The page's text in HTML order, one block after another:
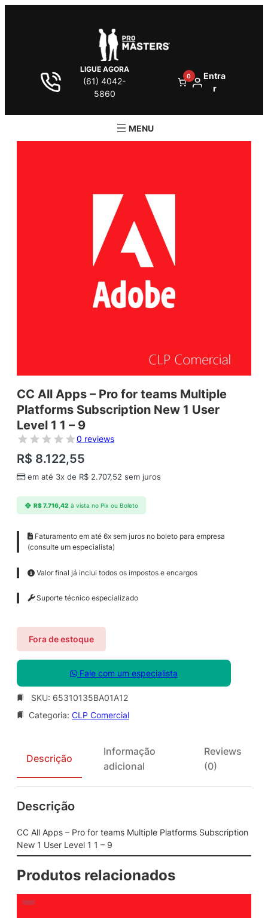
LIGUE AGORA
(61) 4042-
5860
0
Entra
r
CC All Apps – Pro for teams Multiple
Platforms Subscription New 1 User
Level 1 1 – 9
0 reviews
R$ 8.122,55
em até 3x de R$ 2.707,52 sem juros
R$7.716,42 à vista no Pix ou Boleto
Faturamento em até 6x sem juros no boleto para empresa
(consulte um especialista)
Valor final já inclui todos os impostos e encargos
Suporte técnico especializado
Fora de estoque
Fale com um especialista
SKU: 65310135BA01A12
Categoria: CLP Comercial
Descrição
Informação
adicional
Reviews
(0)
Descrição
CC All Apps – Pro for teams Multiple Platforms Subscription
New 1 User Level 1 1 – 9
Produtos relacionados